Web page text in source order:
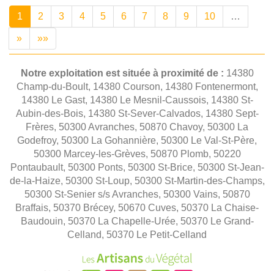
1 2 3 4 5 6 7 8 9 10 …
» »»
Notre exploitation est située à proximité de : 14380
Champ-du-Boult, 14380 Courson, 14380 Fontenermont,
14380 Le Gast, 14380 Le Mesnil-Caussois, 14380 St-
Aubin-des-Bois, 14380 St-Sever-Calvados, 14380 Sept-
Frères, 50300 Avranches, 50870 Chavoy, 50300 La
Godefroy, 50300 La Gohannière, 50300 Le Val-St-Père,
50300 Marcey-les-Grèves, 50870 Plomb, 50220
Pontaubault, 50300 Ponts, 50300 St-Brice, 50300 St-Jean-
de-la-Haize, 50300 St-Loup, 50300 St-Martin-des-Champs,
50300 St-Senier s/s Avranches, 50300 Vains, 50870
Braffais, 50370 Brécey, 50670 Cuves, 50370 La Chaise-
Baudouin, 50370 La Chapelle-Urée, 50370 Le Grand-
Celland, 50370 Le Petit-Celland